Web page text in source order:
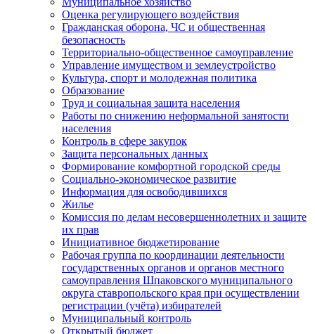
Оценка регулирующего воздействия
Гражданская оборона, ЧС и общественная
безопасность
Территориально-общественное самоуправление
Управление имуществом и землеустройство
Культура, спорт и молодежная политика
Образование
Труд и социальная защита населения
Работы по снижению неформальной занятости
населения
Контроль в сфере закупок
Защита персональных данных
Формирование комфортной городской среды
Социально-экономическое развитие
Информация для освободившихся
Жилье
Комиссия по делам несовершеннолетних и защите
их прав
Инициативное бюджетирование
Рабочая группа по координации деятельности
государственных органов и органов местного
самоуправления Шпаковского муниципального
округа ставропольского края при осуществлении
регистрации (учёта) избирателей
Муниципальный контроль
Открытый бюджет